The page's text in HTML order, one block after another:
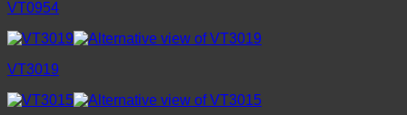
VT0954
VT3019